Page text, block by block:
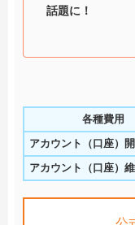
話題に！
各種費用
アカウント（口座）
アカウント（口座）